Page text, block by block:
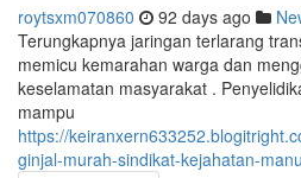
roytsxm070860 92 days ago
Terungkapnya jaringan terlarang
memicu kemarahan warga dan
keselamatan masyarakat .
mampu
https://
ginjal-murah-sindikat-kejahatan-